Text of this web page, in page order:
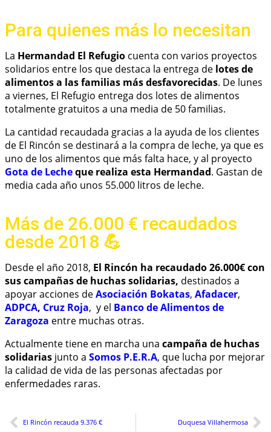
Para quienes más lo necesitan
La Hermandad El Refugio cuenta con varios proyectos
solidarios entre los que destaca la entrega de lotes de
alimentos a las familias más desfavorecidas. De lunes
a viernes, El Refugio entrega dos lotes de alimentos
totalmente gratuitos a una media de 50 familias.
La cantidad recaudada gracias a la ayuda de los clientes
de El Rincón se destinará a la compra de leche, ya que es
uno de los alimentos que más falta hace, y al proyecto
Gota de Lecheque realiza esta Hermandad. Gastan de
media cada año unos 55.000 litros de leche.
Más de 26.000 € recaudados
desde 2018 💪
Desde el año 2018, El Rincón ha recaudado 26.000€ con
sus campañas de huchas solidarias, destinados a
apoyar acciones deAsociación Bokatas, Afadacer,
ADPCA, Cruz Roja, y el Banco de Alimentos de
Zaragoza entre muchas otras.
Actualmente tiene en marcha una campaña de huchas
solidarias junto a Somos P.E.R.A, que lucha por mejorar
la calidad de vida de las personas afectadas por
enfermedades raras.
El Rincón recauda 9.376 € Duquesa Villahermosa